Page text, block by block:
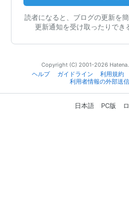
読者になると、ブログの更新を
更新通知を受け取ったりでき
Copyright (C) 2001-2026
ヘルプ
ガイドライン 利用規約
利用者情報の外部送
日本語 PC版